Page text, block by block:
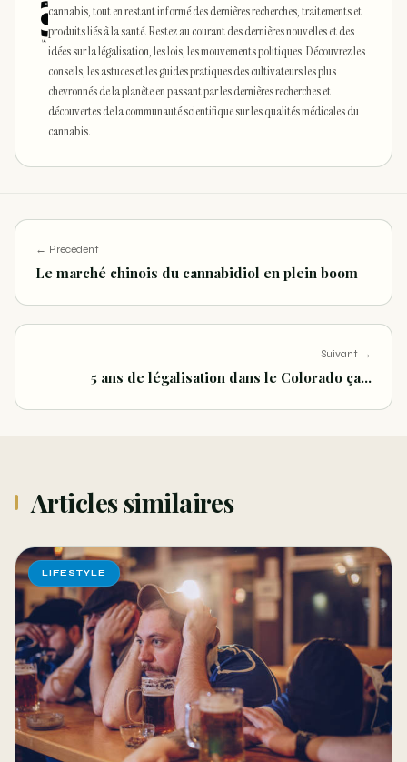
cannabis, tout en restant informé des dernières recherches, traitements et
produits liés à la santé. Restez au courant des dernières nouvelles et des
idées sur la légalisation, les lois, les mouvements politiques. Découvrez les
conseils, les astuces et les guides pratiques des cultivateurs les plus
chevronnés de la planète en passant par les dernières recherches et
découvertes de la communauté scientifique sur les qualités médicales du
cannabis.
← Precedent
Le marché chinois du cannabidiol en plein boom
Suivant →
5 ans de légalisation dans le Colorado ça…
Articles similaires
LIFESTYLE